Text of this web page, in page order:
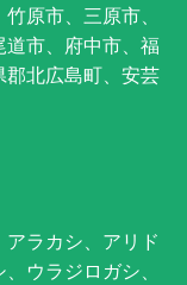
原市、三原市、
市、府中市、福
北広島町、安芸
ラカシ、アリド
ウラジロガシ、